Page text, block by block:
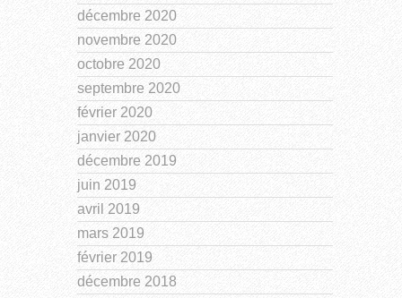
décembre 2020
novembre 2020
octobre 2020
septembre 2020
février 2020
janvier 2020
décembre 2019
juin 2019
avril 2019
mars 2019
février 2019
décembre 2018